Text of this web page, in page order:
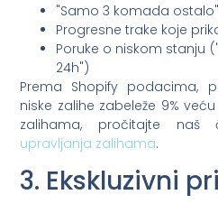
"Samo 3 komada ostalo"
Progresne trake koje
Poruke o niskom stanju
24h")
Prema Shopify podacima,
niske zalihe zabeleže 9%
zalihama, pročitajte
upravljanja zalihama.
3. Ekskluzivni